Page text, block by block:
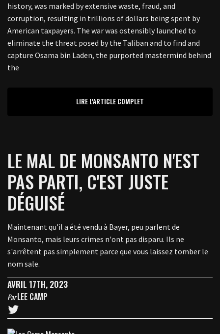
history, was marked by extensive waste, fraud, and
corruption, resulting in trillions of dollars being spent by
American taxpayers. The war was ostensibly launched to
eliminate the threat posed by the Taliban and to find and
capture Osama bin Laden, the purported mastermind behind
the
LIRE L'ARTICLE COMPLET
LE MAL DE MONSANTO N'EST
PAS PARTI, C'EST JUSTE
DÉGUISÉ
Maintenant qu'il a été vendu à Bayer, peu parlent de
Monsanto, mais leurs crimes n'ont pas disparu. Ils ne
s'arrêtent pas simplement parce que vous laissez tomber le
nom sale.
AVRIL 17TH, 2023
ParLEE CAMP